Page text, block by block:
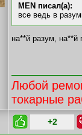
MEN писал(а):
все ведь в
на**й разум,
Любой
токарные
+2